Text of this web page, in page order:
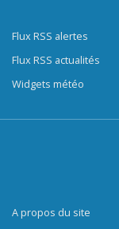
Flux RSS alertes
Flux RSS actualités
Widgets météo
A propos du site